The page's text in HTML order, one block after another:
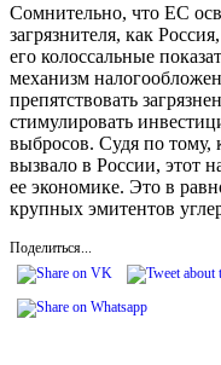
Сомнительно, что ЕС
загрязнителя, как
его колоссальные
механизм
препятствовать
стимулировать
выбросов. Судя по тому,
вызвало в России, этот
ее экономике. Это в
крупных эмитентов
Поделиться...